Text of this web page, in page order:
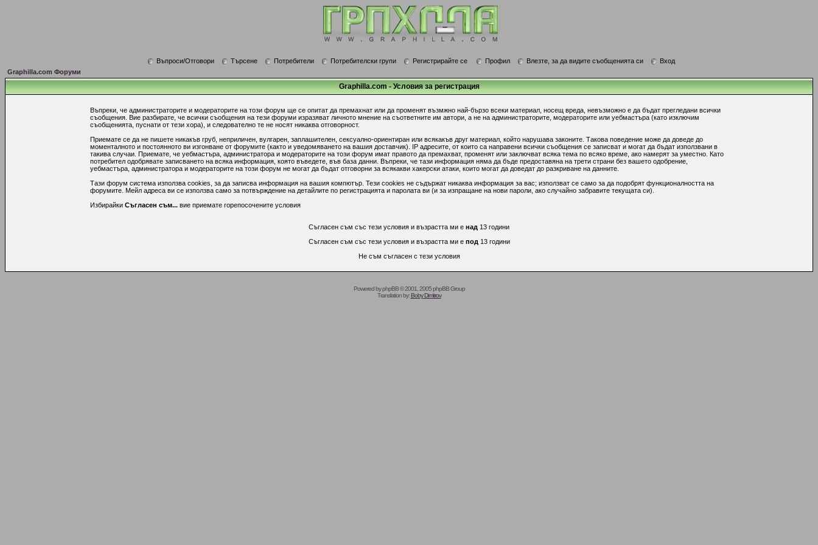
Въпроси/Отговори Търсене Потребители Потребителски групи Регистрирайте се Профил Влезте, за да видите съобщенията си
Вход
Graphilla.com Форуми
Graphilla.com - Условия за регистрация
Въпреки, че администраторите и модераторите на този форум ще се опитат да премахнат или да променят възмжно най-бързо всеки материал, носещ вреда, невъзможно е да бъдат прегледани всички
съобщения. Вие разбирате, че всички съобщения на тези форуми изразяват личното мнение на съответните им автори, а не на администраторите, модераторите или уебмастъра (като изключим
съобщенията, пуснати от тези хора), и следователно те не носят никаква отговорност.
Приемате се да не пишете никакъв груб, неприличен, вулгарен, заплашителен, сексуално-ориентиран или всякакъв друг материал, който нарушава законите. Такова поведение може да доведе до
моменталното и постоянното ви изгонване от форумите (както и уведомяването на вашия доставчик). IP адресите, от които са направени всички съобщения се записват и могат да бъдат използвани в
такива случаи. Приемате, че уебмастъра, администратора и модераторите на този форум имат правото да премахват, променят или заключват всяка тема по всяко време, ако намерят за уместно. Като
потребител одобрявате записването на всяка информация, която въведете, във база данни. Въпреки, че тази информация няма да бъде предоставяна на трети страни без вашето одобрение,
уебмастъра, администратора и модераторите на този форум не могат да бъдат отговорни за всякакви хакерски атаки, които могат да доведат до разкриване на данните.
Тази форум система използва cookies, за да записва информация на вашия компютър. Тези cookies не съдържат никаква информация за вас; използват се само за да подобрят функционалността на
форумите. Мейл адреса ви се използва само за потвърждение на детайлите по регистрацията и паролата ви (и за изпращане на нови пароли, ако случайно забравите текущата си).
Избирайки Съгласен съм... вие приемате горепосочените условия
Съгласен съм със тези условия и възрастта ми е над 13 години
Съгласен съм със тези условия и възрастта ми е под 13 години
Не съм съгласен с тези условия
Powered byphpBB© 2001, 2005 phpBB Group
Translation by:Boby Dimitrov